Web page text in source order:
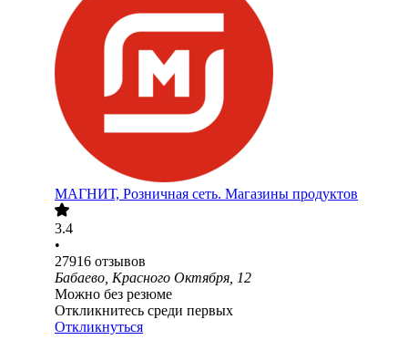
МАГНИТ, Розничная сеть. Магазины продуктов
3.4
•
27916 отзывов
Бабаево, Красного Октября, 12
Можно без резюме
Откликнитесь среди первых
Откликнуться